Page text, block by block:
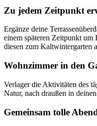
Zu jedem Zeitpunkt
Ergänze deine
einem späteren Zeitpunkt um
diesen zum Kaltwintergarten
Wohnzimmer in den
Verlager die Aktivitäten des
Natur, nach draußen in
Gemeinsam tolle